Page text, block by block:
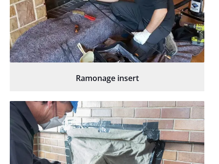
Ramonage insert